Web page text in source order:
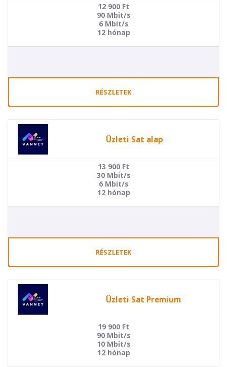
12 900 Ft
90 Mbit/s
6 Mbit/s
12 hónap
RÉSZLETEK
Üzleti Sat alap
13 900 Ft
30 Mbit/s
6 Mbit/s
12 hónap
RÉSZLETEK
Üzleti Sat Premium
19 900 Ft
90 Mbit/s
10 Mbit/s
12 hónap